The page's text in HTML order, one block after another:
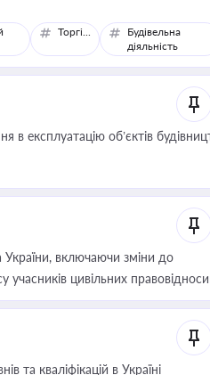
Торгівля
Будівельна
діяльність
в експлуатацію об’єктів
включаючи зміни до
цивільних
та кваліфікацій в Україні